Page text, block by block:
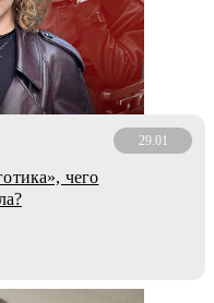
29.01
чего